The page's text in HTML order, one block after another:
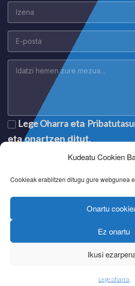
Kudeatu Cookien
Cookieak erabiltzen ditugu gure webgunea
Onartu
Ez onartu
Ikusi
Lege oharra
Lege Oharra eta
eta onartzen ditut.
confidentialité|
Política de cookies